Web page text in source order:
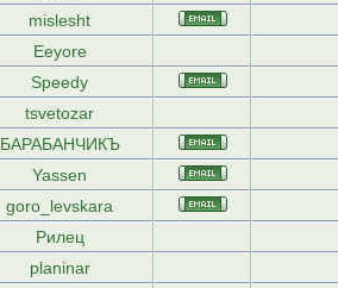
mislesht
Eeyore
Speedy
tsvetozar
БАРАБАНЧИКЪ
Yassen
goro_levskara
Рилец
planinar